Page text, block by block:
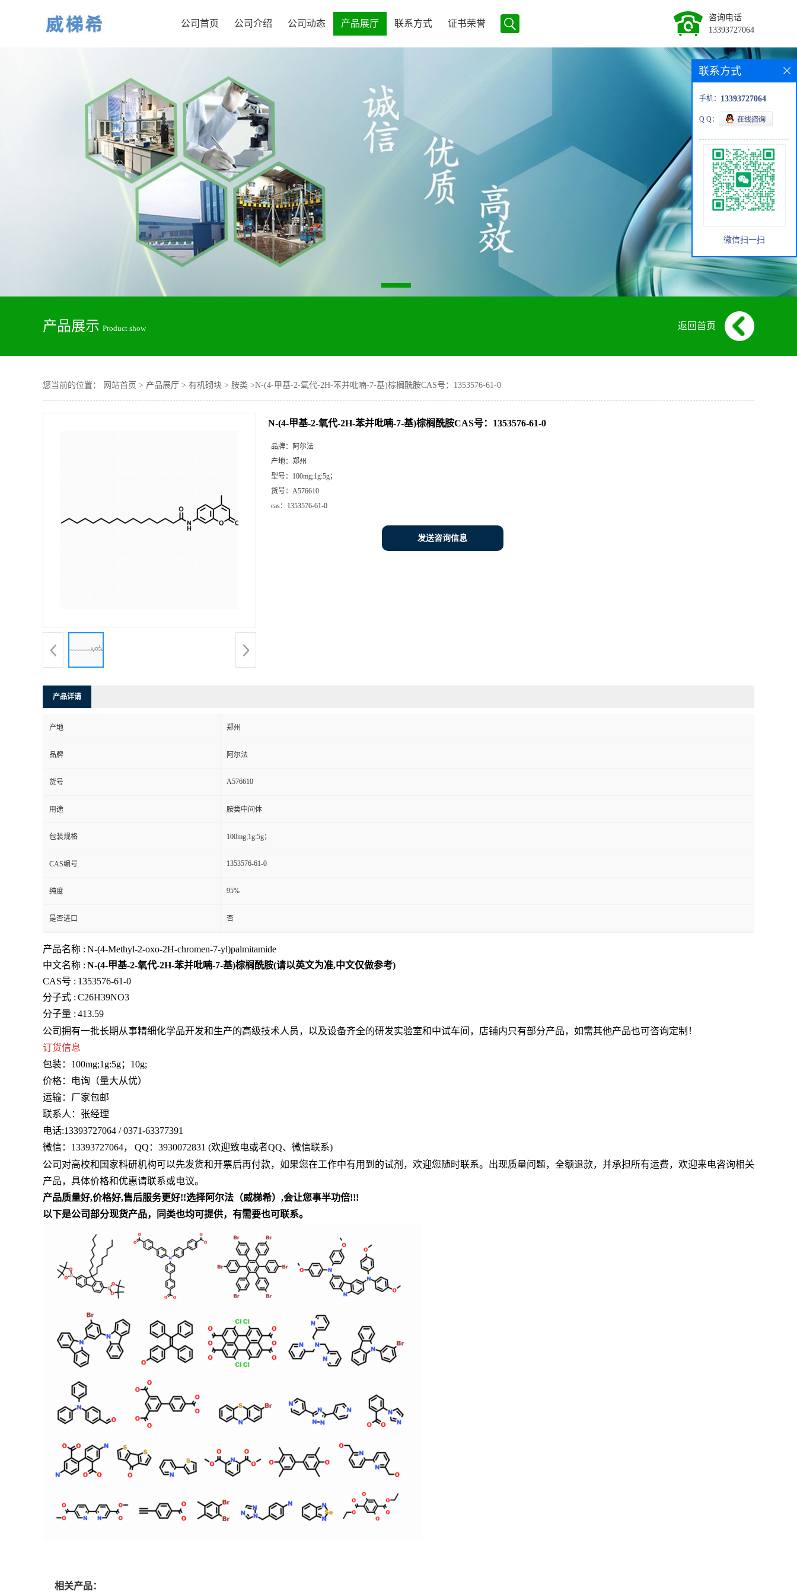
公司首页 公司介绍 公司动态 产品展厅 联系方式 证书荣誉
咨询电话
13393727064
产品展示 Product show 返回首页
您当前的位置： 网站首页 > 产品展厅 > 有机砌块 > 胺类 >N-(4-甲基-2-氧代-2H-苯并吡喃-7-基)棕榈酰胺CAS号：1353576-61-0
N-(4-甲基-2-氧代-2H-苯并吡喃-7-基)棕榈酰胺CAS号：1353576-61-0
品牌：
阿尔法
产地： 郑州
型号： 100mg;1g:5g；
货号： A576610
cas： 1353576-61-0
发送咨询信息
产品详请
产地 郑州
品牌 阿尔法
货号 A576610
用途 胺类中间体
包装规格 100mg;1g:5g；
CAS编号 1353576-61-0
纯度 95%
是否进口 否
产品名称 : N-(4-Methyl-2-oxo-2H-chromen-7-yl)palmitamide
中文名称 : N-(4-甲基-2-氧代-2H-苯并吡喃-7-基)棕榈酰胺(请以英文为准,中文仅做参考)
CAS号 : 1353576-61-0
分子式 : C26H39NO3
分子量 : 413.59
公司拥有一批长期从事精细化学品开发和生产的高级技术人员，以及设备齐全的研发实验室和中试车间 ， 店铺内只有部分产品，如需其他产品也可咨询定制！
订货信息
包装：100mg;1g:5g；10g;
价格：电询（量大从优）
运输：厂家包邮
联系人：张经理
电话:13393727064 /0371-63377391
微信：13393727064， QQ： 3930072831 (欢迎致电或者QQ、微信联系)
公司对高校和国家科研机构可以先发货和开票后再付款，如果您在工作中有用到的试剂，欢迎您随时联系。出现质量问题，全额退款，并承担所有运费，欢迎来电咨询相关
产品，具体价格和优惠请联系或电议。
产品质量好,价格好,售后服务更好!!选择阿尔法 （威梯希） ,会让您事半功倍!!!
以下是公司部分现货产品，同类也均可提供，有需要也可联系。
相关产品：
联系方式
手机： 13393727064
Q Q：
微信扫一扫